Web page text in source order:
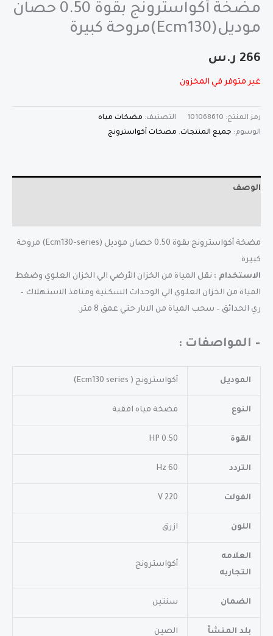
مضخة أكواسترونج بقوة 0.50 حصان
موديل(Ecm130)مروحة كبيرة
266 ر.س
غير متوفر في المخزون
رمز المنتج: 101068610 التصنيف: مضخات مياه
الوسوم: جميع المنتجات, مضخات أكواسترونج
الوصف
مضخة أكواسترونج بقوة 0.50 حصان موديل (Ecm130-series) مروحة
كبيرة
الاستخدام : نقل المياة من الخزان الأرضي الي الخزان العلوي وضغط
المياة من الخزان العلوي الي الوحدات السكنية ومنافذ الاستهلاك –
ري الحدائق – سحب المياة من الابار حتي عمق 8 متر.
– المواصفات :
الموديل أكواسترونج ( Ecm130 series)
النوع مضخة مياه افقية
القوة 0.50 HP
التردد 60 Hz
الفولت 220 V
اللون ازرق
العلامه
التجاريه
أكواسترونج
الضمان سنتين
بلد المنشأ الصين